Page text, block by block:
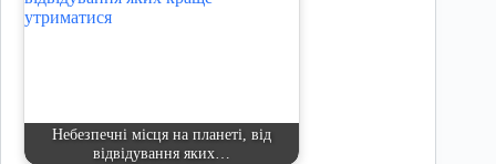
Небезпечні місця на планеті, від
відвідування яких…